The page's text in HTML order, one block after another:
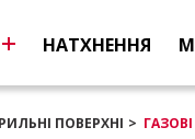
НАТХНЕННЯ
ПОВЕРХНІ ГАЗОВІ